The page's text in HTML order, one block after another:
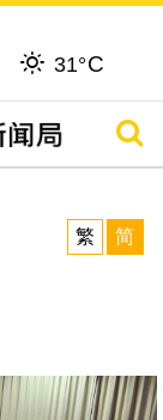
31°C
搜寻
繁
简